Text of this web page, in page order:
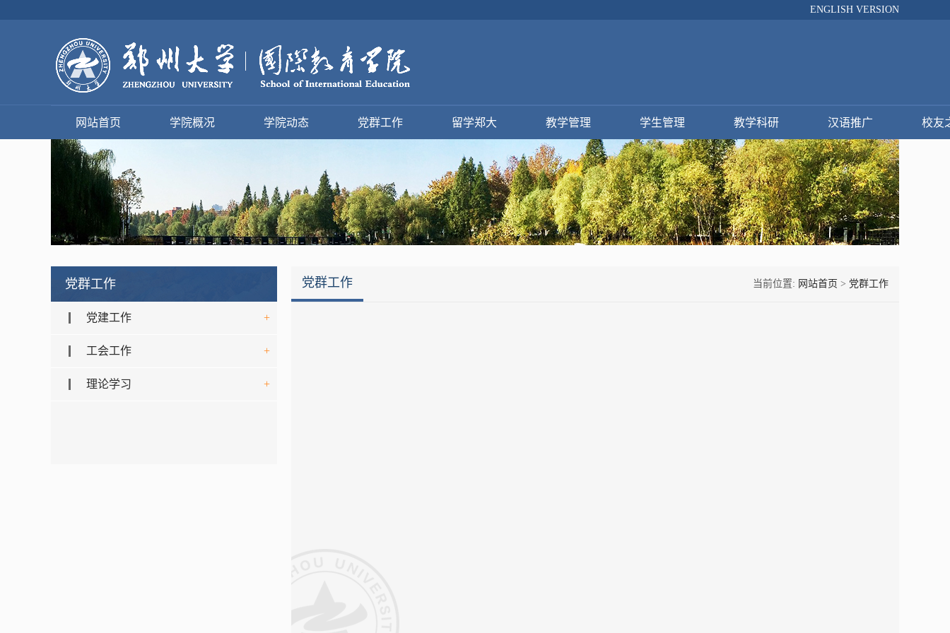
ENGLISH VERSION
网站首页 学院概况 学院动态 党群工作 留学郑大 教学管理 学生管理 教学科研 汉语推广 校友
党群工作
党建工作 +
工会工作 +
理论学习 +
党群工作 当前位置: 网站首页 > 党群工作